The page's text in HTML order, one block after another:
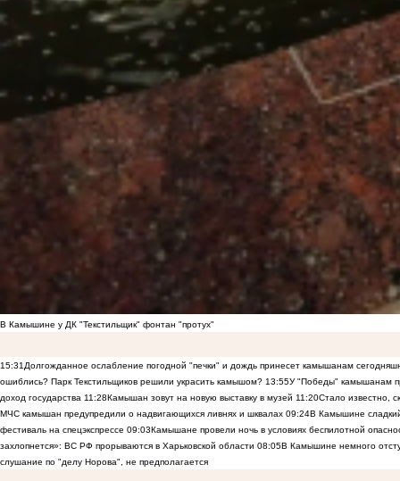
В Камышине у ДК "Текстильщик" фонтан "протух"
15:31Долгожданное ослабление погодной "печки" и дождь принесет камышанам
ошиблись? Парк Текстильщиков решили украсить камышом? 13:55У "Победы" камышанам
доход государства 11:28Камышан зовут на новую выставку в музей 11:20Стало известно,
МЧС камышан предупредили о надвигающихся ливнях и шквалах 09:24В Камышине
фестиваль на спецэкспрессе 09:03Камышане провели ночь в условиях беспилотной
захлопнется»: ВС РФ прорываются в Харьковской области 08:05В Камышине немного
слушание по "делу Норова", не предполагается